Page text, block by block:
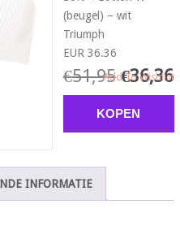
(beugel) – wit
Triumph
EUR 36.36
€51,95 €36,36
KOPEN
Add To Wishlist
INFORMATIE